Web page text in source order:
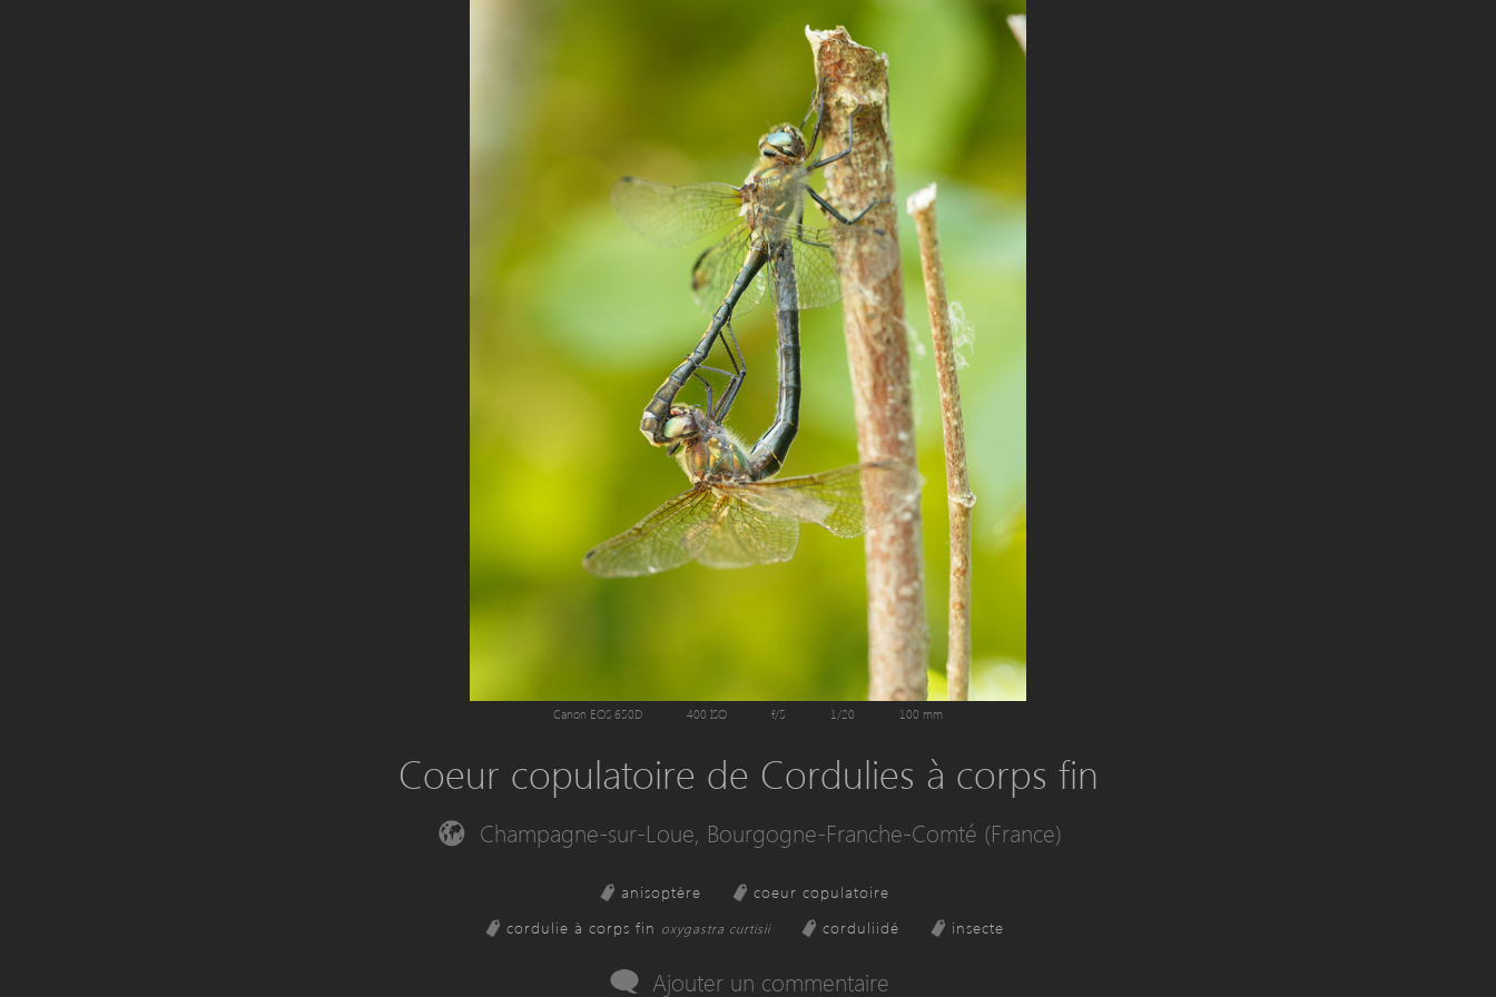
Canon EOS 650D 400 ISO f/5 1/20 100 mm
Coeur copulatoire de Cordulies à corps fin
Champagne-sur-Loue, Bourgogne-Franche-Comté (France)
anisoptère
coeur copulatoire
cordulie à corps fin oxygastra curtisii corduliidé insecte
Ajouter un commentaire